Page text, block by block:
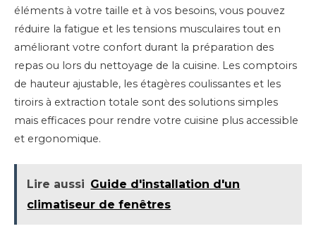
éléments à votre taille et à vos besoins, vous pouvez
réduire la fatigue et les tensions musculaires tout en
améliorant votre confort durant la préparation des
repas ou lors du nettoyage de la cuisine. Les comptoirs
de hauteur ajustable, les étagères coulissantes et les
tiroirs à extraction totale sont des solutions simples
mais efficaces pour rendre votre cuisine plus accessible
et ergonomique.
Lire aussi Guide d'installation d'un
climatiseur de fenêtres